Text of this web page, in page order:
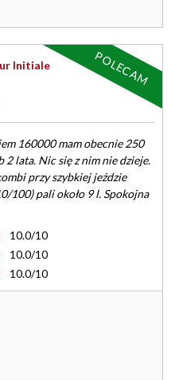
Initiale
160000 mam obecnie 250
lata. Nic się z nim nie dzieje.
przy szybkiej jeżdzie
100) pali około 9 l. Spokojna
10.0/10
10.0/10
10.0/10
POLECAM